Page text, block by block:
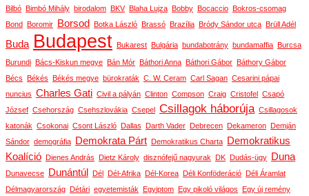
Bilbó
Bimbó Mihály birodalom BKV Blaha Lujza Bobby Bocaccio
Bokros-csomag
Bond
Boromir Borsod Botka László Brassó Brazília Bródy Sándor utca Brüll Adél
Buda Budapest Bukarest Bulgária bundabotrány bundamaffia Burcsa
Burundi Bács-Kiskun megye Bán Mór Báthori Anna Báthori Gábor
Báthory Gábor
Bécs
Békés Békés megye bürokraták C. W. Ceram Carl Sagan Cesarini pápai
nuncius Charles Gati Civil a pályán Clinton Compson Craig Cristofel
Csapó
József Csehország Csehszlovákia Csepel Csillagok háborúja Csillagosok
katonák Csokonai Csont László Dallas Darth Vader Debrecen Dekameron
Demján
Sándor demográfia Demokrata Párt Demokratikus Charta
Demokratikus
Koalíció
Dienes András Dietz Károly disznófejű nagyurak DK Dudás-ügy Duna
Dunavecse Dunántúl Dél Dél-Afrika Dél-Korea Déli Konföderáció
Déli Áramlat
Délmagyarország
Détári egyetemisták Egyiptom Egy pikoló világos
Egy új remény